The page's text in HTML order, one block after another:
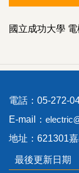
國立成功大學
電話：05-272-
E-mail：
地址：621301
最後更新日期